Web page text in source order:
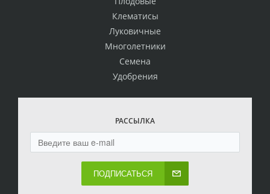
Клематисы
Луковичные
Многолетники
Семена
Удобрения
РАССЫЛКА
ПОДПИСАТЬСЯ